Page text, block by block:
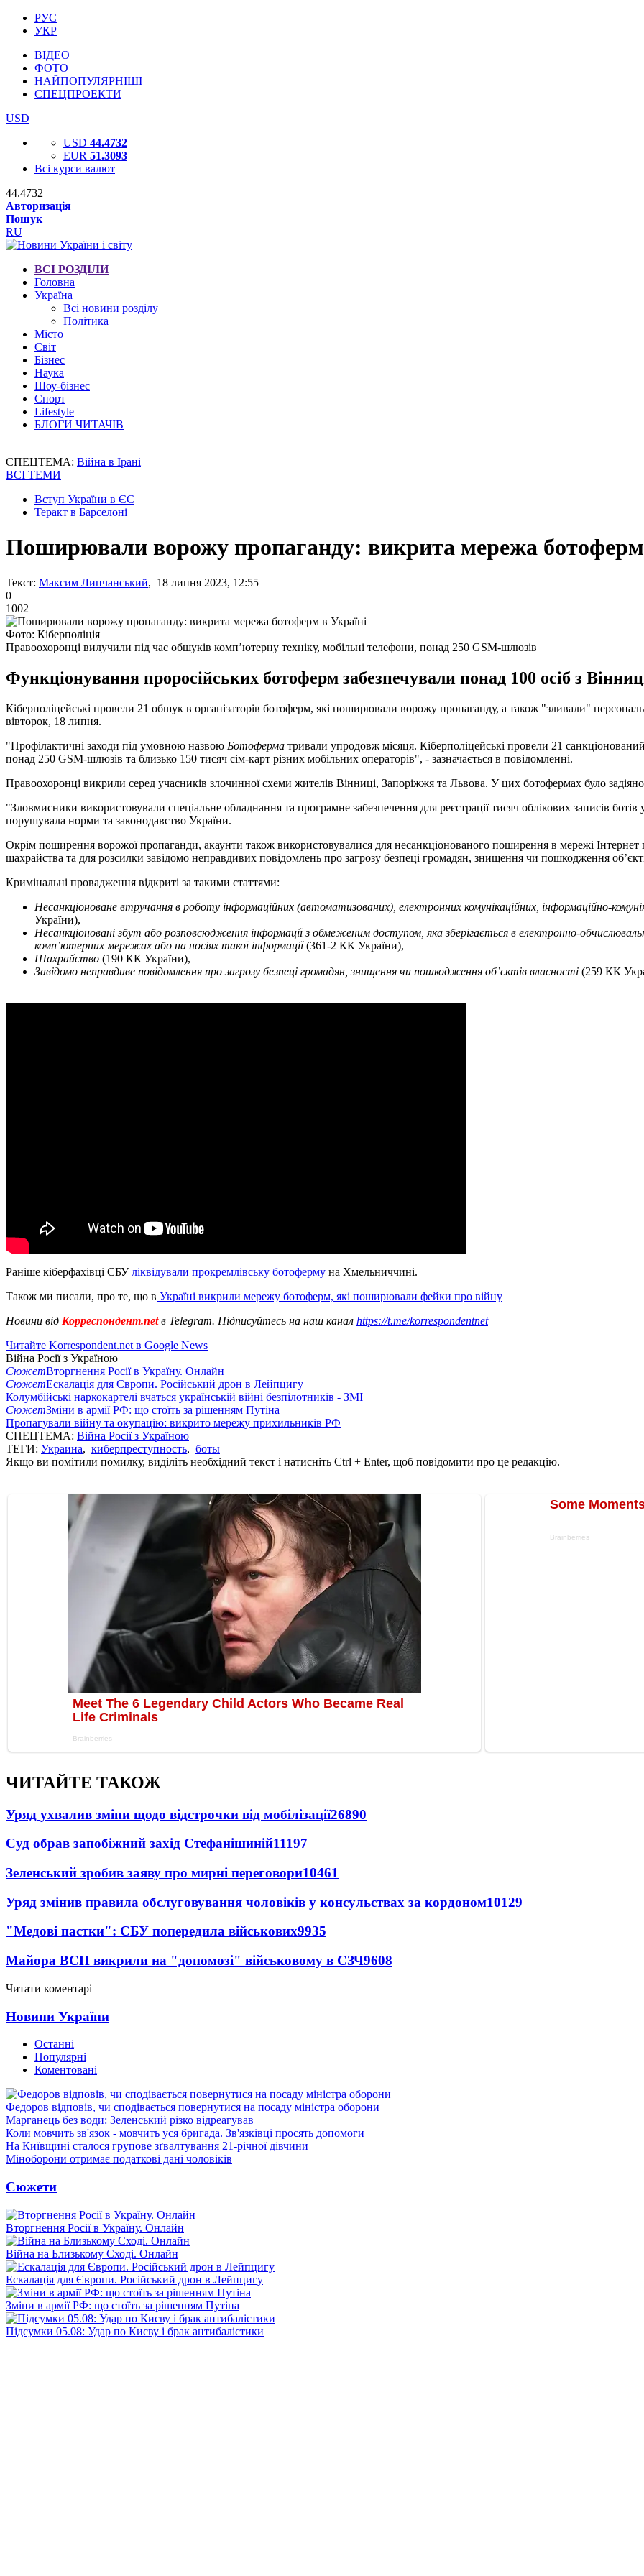
РУС
УКР
ВІДЕО
ФОТО
НАЙПОПУЛЯРНІШІ
СПЕЦПРОЕКТИ
USD
USD 44.4732
EUR 51.3093
Всі курси валют
44.4732
Авторизація
Пошук
RU
ВСІ РОЗДІЛИ
Головна
Україна
Всі новини розділу
Політика
Місто
Світ
Бізнес
Наука
Шоу-бізнес
Спорт
Lifestyle
БЛОГИ ЧИТАЧІВ
СПЕЦТЕМА: Війна в Ірані
ВСІ ТЕМИ
Вступ України в ЄС
Теракт в Барселоні
Поширювали ворожу пропаганду: викрита мережа ботоферм
Текст: Максим Липчанський, 18 липня 2023, 12:55
0
1002
Фото: Кіберполіція
Правоохоронці вилучили під час обшуків комп’ютерну техніку, мобільні телефони, понад 250 GSM-шлюзів
Функціонування проросійських ботоферм забезпечували понад 100 осіб з
Кіберполіцейські провели 21 обшук в організаторів ботоферм, які поширювали ворожу пропаганду, а також "зливали"
вівторок, 18 липня.
"Профілактичні заходи під умовною назвою Ботоферма тривали упродовж місяця. Кіберполіцейські провели 21
понад 250 GSM-шлюзів та близько 150 тисяч сім-карт різних мобільних операторів", - зазначається в повідомленні.
Правоохоронці викрили серед учасників злочинної схеми жителів Вінниці, Запоріжжя та Львова. У цих ботофермах було
"Зловмисники використовували спеціальне обладнання та програмне забезпечення для реєстрації тисяч облікових записів
порушувала норми та законодавство України.
Окрім поширення ворожої пропаганди, акаунти також використовувалися для несанкціонованого поширення в мережі
шахрайства та для розсилки завідомо неправдивих повідомлень про загрозу безпеці громадян, знищення чи пошкодження
Кримінальні провадження відкриті за такими статтями:
Несанкціоноване втручання в роботу інформаційних (автоматизованих), електронних комунікаційних, інформаційно-
України),
Несанкціоновані збут або розповсюдження інформації з обмеженим доступом, яка зберігається в електронно-
комп’ютерних мережах або на носіях такої інформації(361-2 КК України),
Шахрайство (190 КК України),
Завідомо неправдиве повідомлення про загрозу безпеці громадян, знищення чи пошкодження об’єктів власності (259 КК
Раніше кіберфахівці СБУліквідували прокремлівську ботоферму на Хмельниччині.
Також ми писали, про те, що в Україні викрили мережу ботоферм, які поширювали фейки про війну
Новини від Корреспондент.netв Telegram. Підписуйтесь на наш канал https://t.me/korrespondentnet
Читайте Korrespondent.net в Google News
Війна Росії з Україною
СюжетВторгнення Росії в Україну. Онлайн
СюжетЕскалація для Європи. Російський дрон в Лейпцигу
Колумбійські наркокартелі вчаться українській війні безпілотників - ЗМІ
СюжетЗміни в армії РФ: що стоїть за рішенням Путіна
Пропагували війну та окупацію: викрито мережу прихильників РФ
СПЕЦТЕМА: Війна Росії з Україною
ТЕГИ: Украина, киберпреступность, боты
Якщо ви помітили помилку, виділіть необхідний текст і натисніть Ctrl + Enter, щоб повідомити про це редакцію.
ЧИТАЙТЕ ТАКОЖ
Уряд ухвалив зміни щодо відстрочки від мобілізації26890
Суд обрав запобіжний захід Стефанішиній11197
Зеленський зробив заяву про мирні переговори10461
Уряд змінив правила обслуговування чоловіків у консульствах за кордоном10129
"Медові пастки": СБУ попередила військових9935
Майора ВСП викрили на "допомозі" військовому в СЗЧ9608
Читати коментарі
Новини України
Останні
Популярні
Коментовані
Федоров відповів, чи сподівається повернутися на посаду міністра оборони
Марганець без води: Зеленський різко відреагував
Коли мовчить зв'язок - мовчить уся бригада. Зв'язківці просять допомоги
На Київщині сталося групове зґвалтування 21-річної дівчини
Міноборони отримає податкові дані чоловіків
Сюжети
Вторгнення Росії в Україну. Онлайн
Війна на Близькому Сході. Онлайн
Ескалація для Європи. Російський дрон в Лейпцигу
Зміни в армії РФ: що стоїть за рішенням Путіна
Підсумки 05.08: Удар по Києву і брак антибалістики